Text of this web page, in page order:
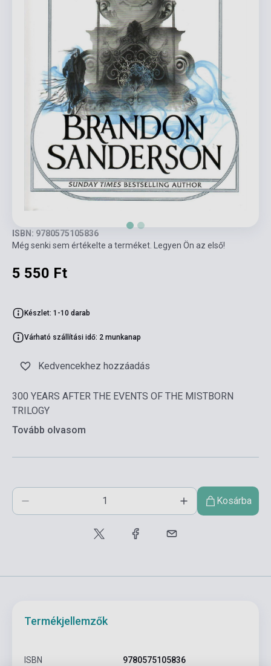
ISBN: 9780575105836
Még senki sem értékelte a terméket. Legyen Ön az első!
5 550 Ft
Készlet: 1-10 darab
Várható szállítási idő: 2 munkanap
Kedvencekhez hozzáadás
300 YEARS AFTER THE EVENTS OF THE MISTBORN
TRILOGY
Tovább olvasom
Kosárba
Termékjellemzők
ISBN 9780575105836